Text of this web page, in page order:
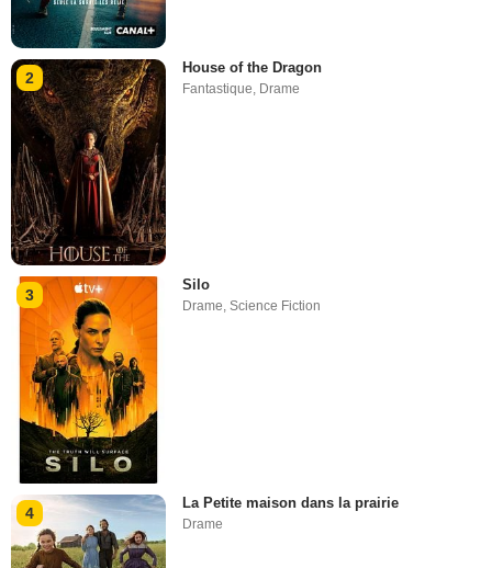
2
House of the Dragon
Fantastique, Drame
3
Silo
Drame,Science Fiction
4
La Petite maison dans la prairie
Drame